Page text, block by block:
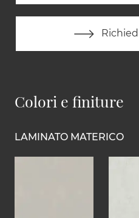
Colori e finiture
LAMINATO MATERICO